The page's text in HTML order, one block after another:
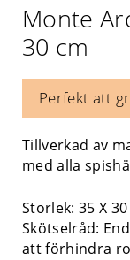
Monte
30 cm
Perfekt att
Tillverkad av
med alla
Storlek:35 X
Skötselråd:
att förhindra